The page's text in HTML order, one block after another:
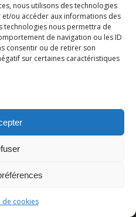
nous utilisons des technologies
ou accéder aux informations des
technologies nous permettra de
de navigation ou les ID
consentir ou de retirer son
sur certaines caractéristiques
de cookies